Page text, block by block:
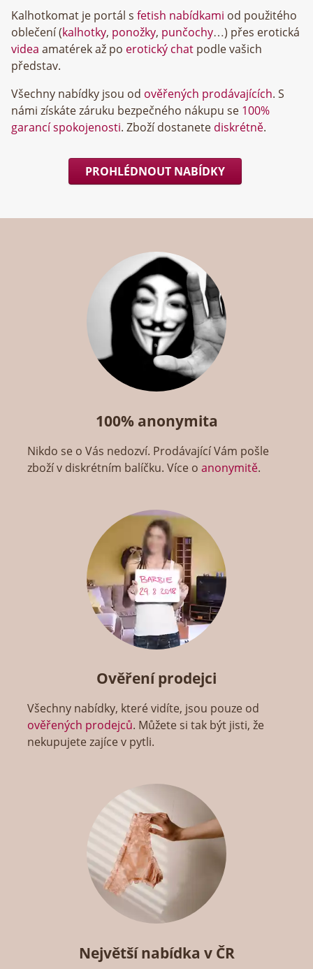
Kalhotkomat je portál s fetish nabídkami od použitého
oblečení (kalhotky, ponožky, punčochy…) přes erotická
videa amatérek až po erotický chat podle vašich
představ.
Všechny nabídky jsou od ověřených prodávajících. S
námi získáte záruku bezpečného nákupu se 100%
garancí spokojenosti. Zboží dostanete diskrétně.
PROHLÉDNOUT NABÍDKY
100% anonymita
Nikdo se o Vás nedozví. Prodávající Vám pošle
zboží v diskrétním balíčku. Více oanonymitě.
Ověření prodejci
Všechny nabídky, které vidíte, jsou pouze od
ověřených prodejců. Můžete si tak být jisti, že
nekupujete zajíce v pytli.
Největší nabídka v ČR